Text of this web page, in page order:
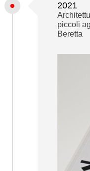
2021
piccoli
Beretta